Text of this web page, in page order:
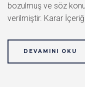
bozulmuş ve söz
verilmiştir. Karar
DEVAMINI OKU